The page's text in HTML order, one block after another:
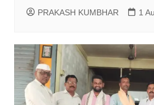
PRAKASH KUMBHAR 1